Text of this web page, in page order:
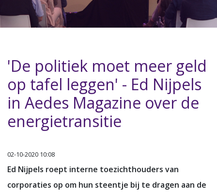
'De politiek moet meer geld
op tafel leggen' - Ed Nijpels
in Aedes Magazine over de
energietransitie
02-10-2020 10:08
Ed Nijpels roept interne toezichthouders van
corporaties op om hun steentje bij te dragen aan de